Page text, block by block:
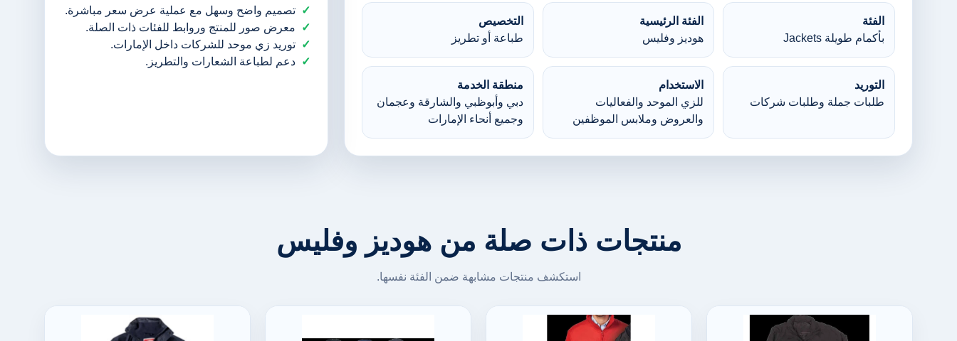
الفئة
بأكمام طويلة Jackets
الفئة الرئيسية
هوديز وفليس
التخصيص
طباعة أو تطريز
التوريد
طلبات جملة وطلبات شركات
الاستخدام
للزي الموحد والفعاليات
والعروض وملابس الموظفين
منطقة الخدمة
دبي وأبوظبي والشارقة وعجمان
وجميع أنحاء الإمارات
تصميم واضح وسهل مع عملية عرض سعر مباشرة.
معرض صور للمنتج وروابط للفئات ذات الصلة.
توريد زي موحد للشركات داخل الإمارات.
دعم لطباعة الشعارات والتطريز.
منتجات ذات صلة من هوديز وفليس
استكشف منتجات مشابهة ضمن الفئة نفسها.